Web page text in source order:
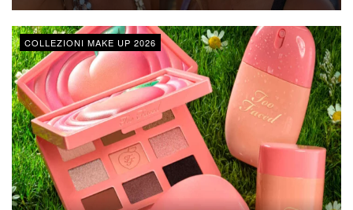
COLLEZIONI MAKE UP 2026